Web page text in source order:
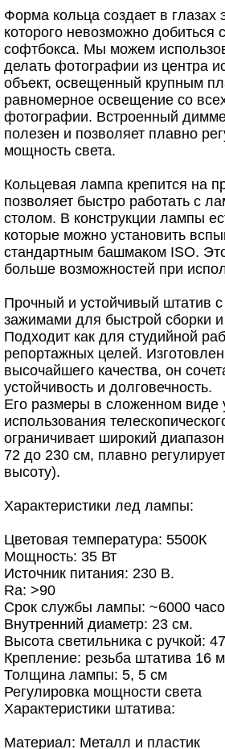
Форма кольца создает в глазах
которого невозможно
софтбокса. Мы можем
делать фотографии из центра
объект, освещенный крупным
равномерное освещение со
фотографии. Встроенный
полезен и позволяет плавно
мощность света.
Кольцевая лампа крепится на
позволяет быстро работать с
столом. В конструкции лампы
которые можно установить
стандартным башмаком ISO.
больше возможностей при
Прочный и устойчивый штатив
зажимами для быстрой сборки и
Подходит как для студийной
репортажных целей.
высочайшего качества, он
устойчивость и долговечность.
Его размеры в сложенном виде
использования
ограничивает широкий
72 до 230 см, плавно
высоту).
Характеристики лед лампы:
Цветовая температура: 5500К
Мощность: 35 Вт
Источник питания: 230 В.
Ra: >90
Срок службы лампы: ~6000
Внутренний диаметр: 23 см.
Высота светильника с ручкой:
Крепление: резьба штатива 16
Толщина лампы: 5, 5 см
Регулировка мощности света
Характеристики штатива:
Материал: Металл и пластик